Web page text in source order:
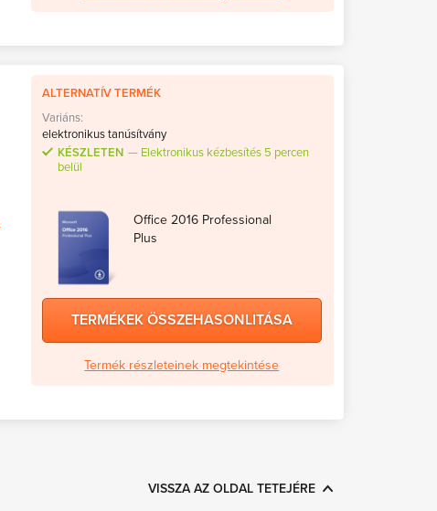
ALTERNATÍV TERMÉK
Variáns:
elektronikus tanúsítvány
KÉSZLETEN
Elektronikus kézbesítés 5 percen
belül
Office 2016 Professional
Plus
TERMÉKEK ÖSSZEHASONLITÁSA
Termék részleteinek megtekintése
VISSZA AZ OLDAL TETEJÉRE